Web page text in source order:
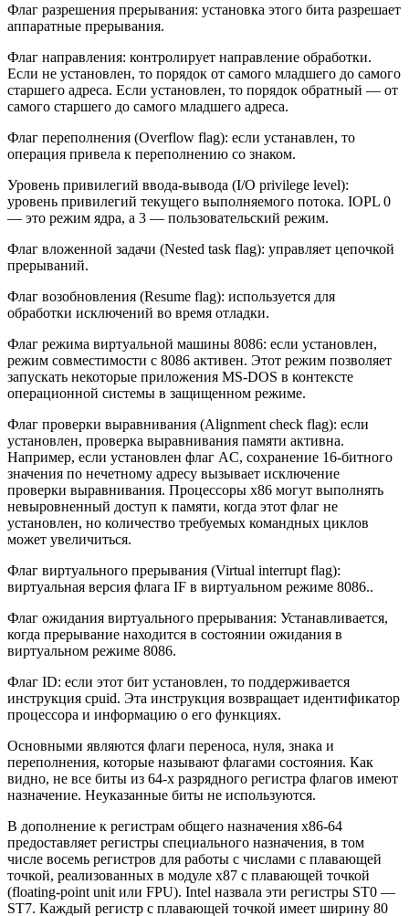
Флаг разрешения прерывания: установка этого бита разрешает
аппаратные прерывания.
Флаг направления: контролирует направление обработки.
Если не установлен, то порядок от самого младшего до самого
старшего адреса. Если установлен, то порядок обратный — от
самого старшего до самого младшего адреса.
Флаг переполнения (Overflow flag): если устанавлен, то
операция привела к переполнению со знаком.
Уровень привилегий ввода-вывода (I/O privilege level):
уровень привилегий текущего выполняемого потока. IOPL 0
— это режим ядра, а 3 — пользовательский режим.
Флаг вложенной задачи (Nested task flag): управляет цепочкой
прерываний.
Флаг возобновления (Resume flag): используется для
обработки исключений во время отладки.
Флаг режима виртуальной машины 8086: если установлен,
режим совместимости с 8086 активен. Этот режим позволяет
запускать некоторые приложения MS-DOS в контексте
операционной системы в защищенном режиме.
Флаг проверки выравнивания (Alignment check flag): если
установлен, проверка выравнивания памяти активна.
Например, если установлен флаг AC, сохранение 16-битного
значения по нечетному адресу вызывает исключение
проверки выравнивания. Процессоры x86 могут выполнять
невыровненный доступ к памяти, когда этот флаг не
установлен, но количество требуемых командных циклов
может увеличиться.
Флаг виртуального прерывания (Virtual interrupt flag):
виртуальная версия флага IF в виртуальном режиме 8086..
Флаг ожидания виртуального прерывания: Устанавливается,
когда прерывание находится в состоянии ожидания в
виртуальном режиме 8086.
Флаг ID: если этот бит установлен, то поддерживается
инструкция cpuid. Эта инструкция возвращает идентификатор
процессора и информацию о его функциях.
Основными являются флаги переноса, нуля, знака и
переполнения, которые называют флагами состояния. Как
видно, не все биты из 64-х разрядного регистра флагов имеют
назначение. Неуказанные биты не используются.
В дополнение к регистрам общего назначения x86-64
предоставляет регистры специального назначения, в том
числе восемь регистров для работы с числами с плавающей
точкой, реализованных в модуле x87 с плавающей точкой
(floating-point unit или FPU). Intel назвала эти регистры ST0 —
ST7. Каждый регистр с плавающей точкой имеет ширину 80